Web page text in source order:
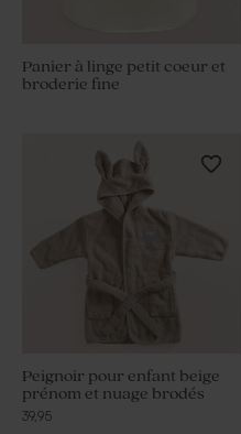
Panier à linge petit coeur et
broderie fine
Peignoir pour enfant beige
prénom et nuage brodés
39,95